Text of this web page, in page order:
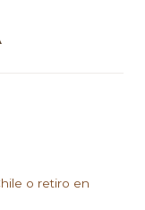
o retiro en